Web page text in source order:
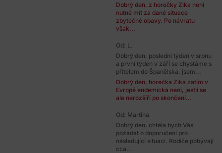
Dobrý den, z horečky Zika není
nutné mít za dané situace
zbytečné obavy. Po návratu
však...
Od: L.
Dobrý den, poslední týden v srpnu
a první týden v září se chystáme s
přítelem do Španělska, jsem...
Dobrý den, horečka Zika zatím v
Evropě endemická není, jestli se
ale nerozšíří po skončení...
Od: Martina
Dobrý den, chtěla bych Vás
požádat o doporučení pro
následující situaci. Rodiče pobývají
cca...